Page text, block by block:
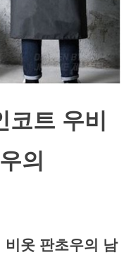
코트 우비
의
비옷 판초우의 남